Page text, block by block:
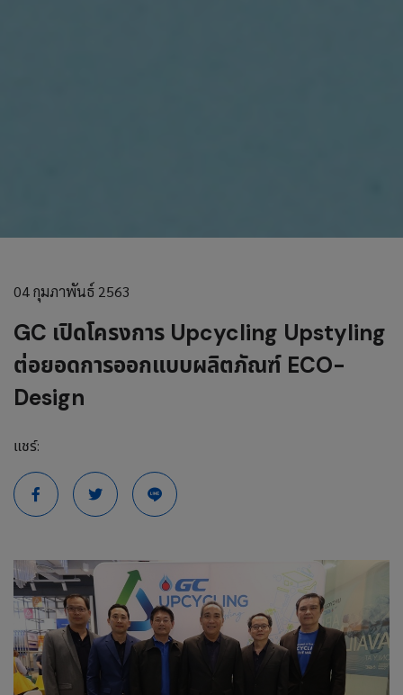
04 กุมภาพันธ์ 2563
GC เปิดโครงการ Upcycling Upstyling
ต่อยอดการออกแบบผลิตภัณฑ์ ECO-
Design
แชร์: